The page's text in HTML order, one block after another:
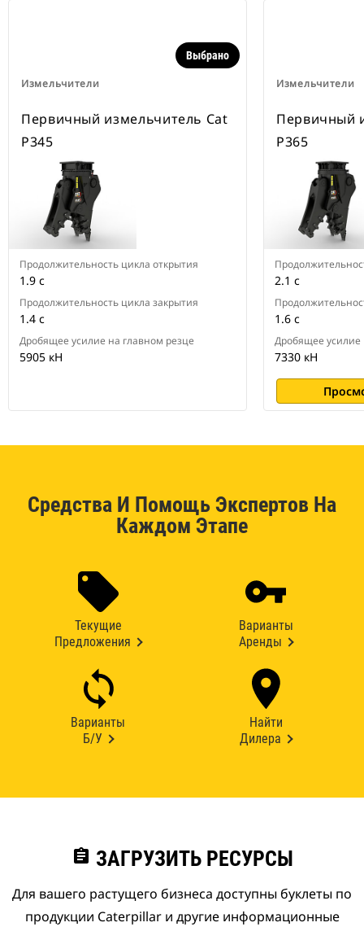
Измельчители
Выбрано
Первичный измельчитель Cat
P345
Продолжительность цикла открытия
1.9 с
Продолжительность цикла закрытия
1.4 с
Дробящее усилие на главном резце
5905 кН
Измельчители
Первичный
P365
2.1 с
1.6 с
Дробящее усилие
7330 кН
Средства И Помощь Экспертов На
Каждом Этапе
Текущие
Предложения
Варианты
Аренды
Варианты
Б/У
Найти
Дилера
assignment ЗАГРУЗИТЬ РЕСУРСЫ
Для вашего растущего бизнеса доступны буклеты по
продукции Caterpillar и другие информационные